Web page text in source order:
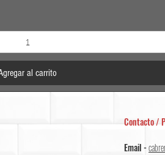
al carrito
Contacto /
Email -